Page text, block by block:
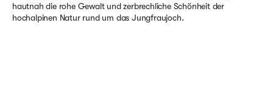
hautnah die rohe Gewalt und zerbrechliche Schönheit der
hochalpinen Natur rund um das Jungfraujoch.